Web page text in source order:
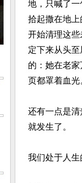
地，只喊了
拾起撒在地
开始清理这
定下来从头
的：她在老
页都罩着血光
还有一点是
就发生了。
我们处于人